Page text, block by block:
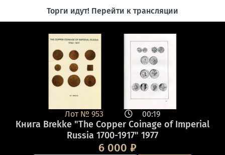
Торги идут! Перейти к трансляции
Лот № 953 00:19
Книга Brekke "The Copper Coinage of Imperial
Russia 1700-1917" 1977
6 000 ₽